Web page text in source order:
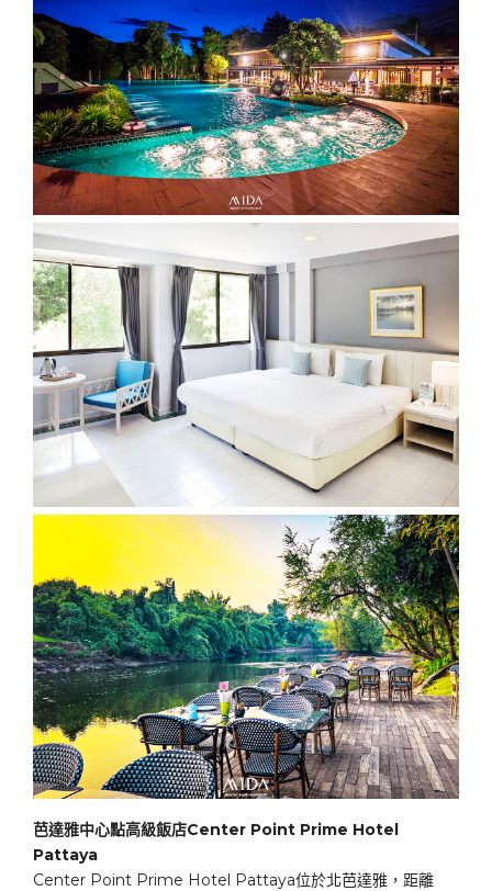
芭達雅中心點高級飯店Center Point Prime Hotel
Pattaya
Center Point Prime Hotel Pattaya位於北芭達雅，距離